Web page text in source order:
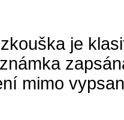
je
mimo